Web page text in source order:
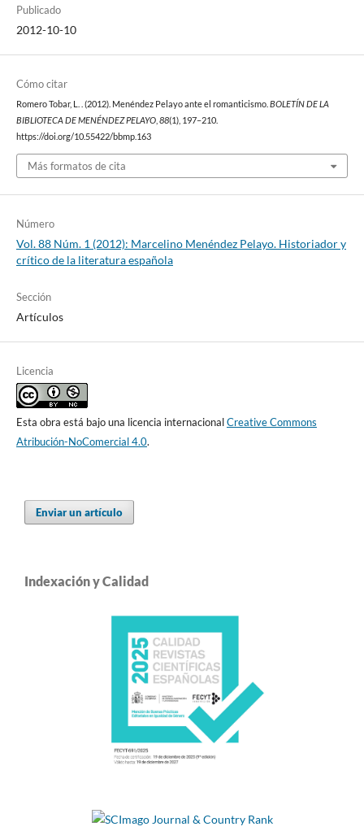
Publicado
2012-10-10
Cómo citar
Romero Tobar, L. . (2012). Menéndez Pelayo ante el romanticismo.BOLETÍN DE LA
BIBLIOTECA DE MENÉNDEZ PELAYO,88(1), 197–210.
https://doi.org/10.55422/bbmp.163
Más formatos de cita
Número
Vol. 88 Núm. 1 (2012): Marcelino Menéndez Pelayo. Historiador y
crítico de la literatura española
Sección
Artículos
Licencia
Esta obra está bajo una licencia internacionalCreative Commons
Atribución-NoComercial 4.0.
Enviar un artículo
Indexación y Calidad